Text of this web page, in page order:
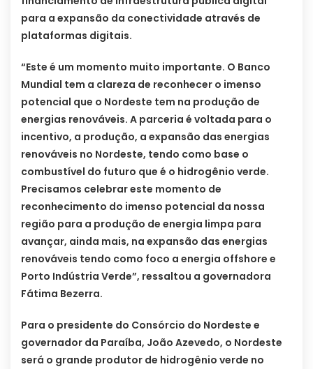
para a expansão da conectividade através de
plataformas digitais.
“Este é um momento muito importante. O Banco
Mundial tem a clareza de reconhecer o imenso
potencial que o Nordeste tem na produção de
energias renováveis. A parceria é voltada para o
incentivo, a produção, a expansão das energias
renováveis no Nordeste, tendo como base o
combustível do futuro que é o hidrogênio verde.
Precisamos celebrar este momento de
reconhecimento do imenso potencial da nossa
região para a produção de energia limpa para
avançar, ainda mais, na expansão das energias
renováveis tendo como foco a energia offshore e
Porto Indústria Verde”, ressaltou a governadora
Fátima Bezerra.
Para o presidente do Consórcio do Nordeste e
governador da Paraíba, João Azevedo, o Nordeste
será o grande produtor de hidrogênio verde no